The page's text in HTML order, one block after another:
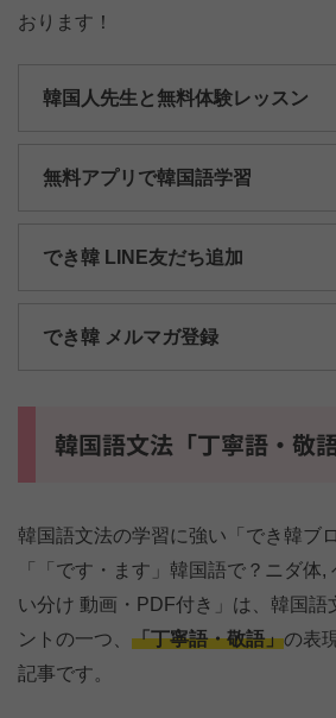
おります！
韓国人先生と無料体験レッスン
無料アプリで韓国語学習
でき韓 LINE友だち追加
でき韓 メルマガ登録
韓国語文法「丁寧語・敬
韓国語文法の学習に強い「でき韓ブ
「「です・ます」韓国語で？ニダ体,
い分け 動画・PDF付き」は、韓国語
ントの一つ、 「丁寧語・敬語」の表
記事です。